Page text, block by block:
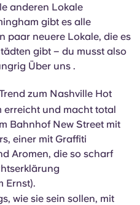
anderen Lokale
gibt es alle
paar neuere Lokale, die es
gibt – du musst also
Über uns .
zum Nashville Hot
erreicht und macht total
Bahnhof New Street mit
einer mit Graffiti
Aromen, die so scharf
Ernst).
wie sie sein sollen, mit